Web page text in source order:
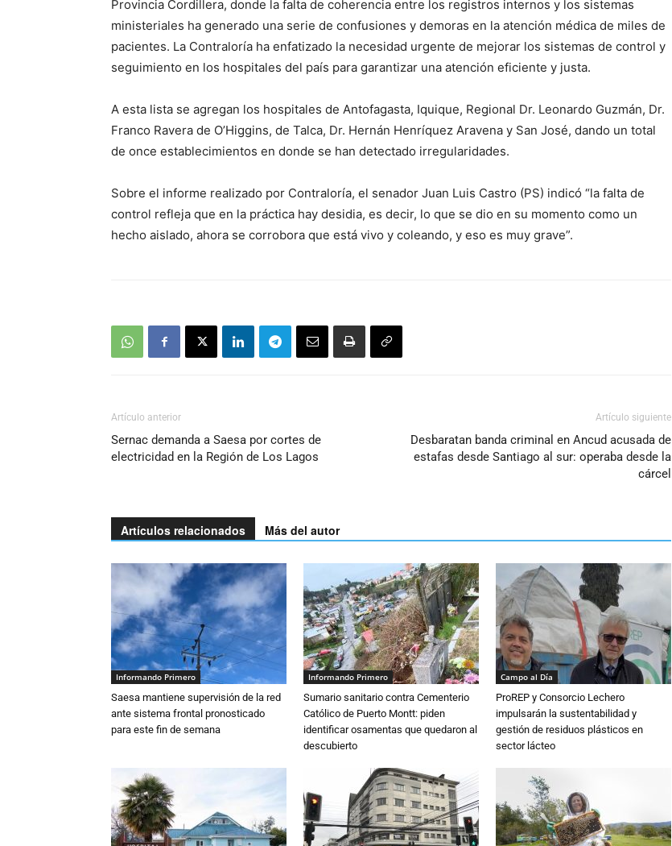
Provincia Cordillera, donde la falta de coherencia entre los registros internos y los sistemas
ministeriales ha generado una serie de confusiones y demoras en la atención médica de miles de
pacientes. La Contraloría ha enfatizado la necesidad urgente de mejorar los sistemas de control y
seguimiento en los hospitales del país para garantizar una atención eficiente y justa.
A esta lista se agregan los hospitales de Antofagasta, Iquique, Regional Dr. Leonardo Guzmán, Dr.
Franco Ravera de O’Higgins, de Talca, Dr. Hernán Henríquez Aravena y San José, dando un total
de once establecimientos en donde se han detectado irregularidades.
Sobre el informe realizado por Contraloría, el senador Juan Luis Castro (PS) indicó “la falta de
control refleja que en la práctica hay desidia, es decir, lo que se dio en su momento como un
hecho aislado, ahora se corrobora que está vivo y coleando, y eso es muy grave”.
Artículo anterior
Sernac demanda a Saesa por cortes de
electricidad en la Región de Los Lagos
Artículo siguiente
Desbaratan banda criminal en Ancud acusada de
estafas desde Santiago al sur: operaba desde la
cárcel
Artículos relacionados Más del autor
Informando Primero
Saesa mantiene supervisión de la red
ante sistema frontal pronosticado
para este fin de semana
Informando Primero
Sumario sanitario contra Cementerio
Católico de Puerto Montt: piden
identificar osamentas que quedaron al
descubierto
Campo al Día
ProREP y Consorcio Lechero
impulsarán la sustentabilidad y
gestión de residuos plásticos en
sector lácteo